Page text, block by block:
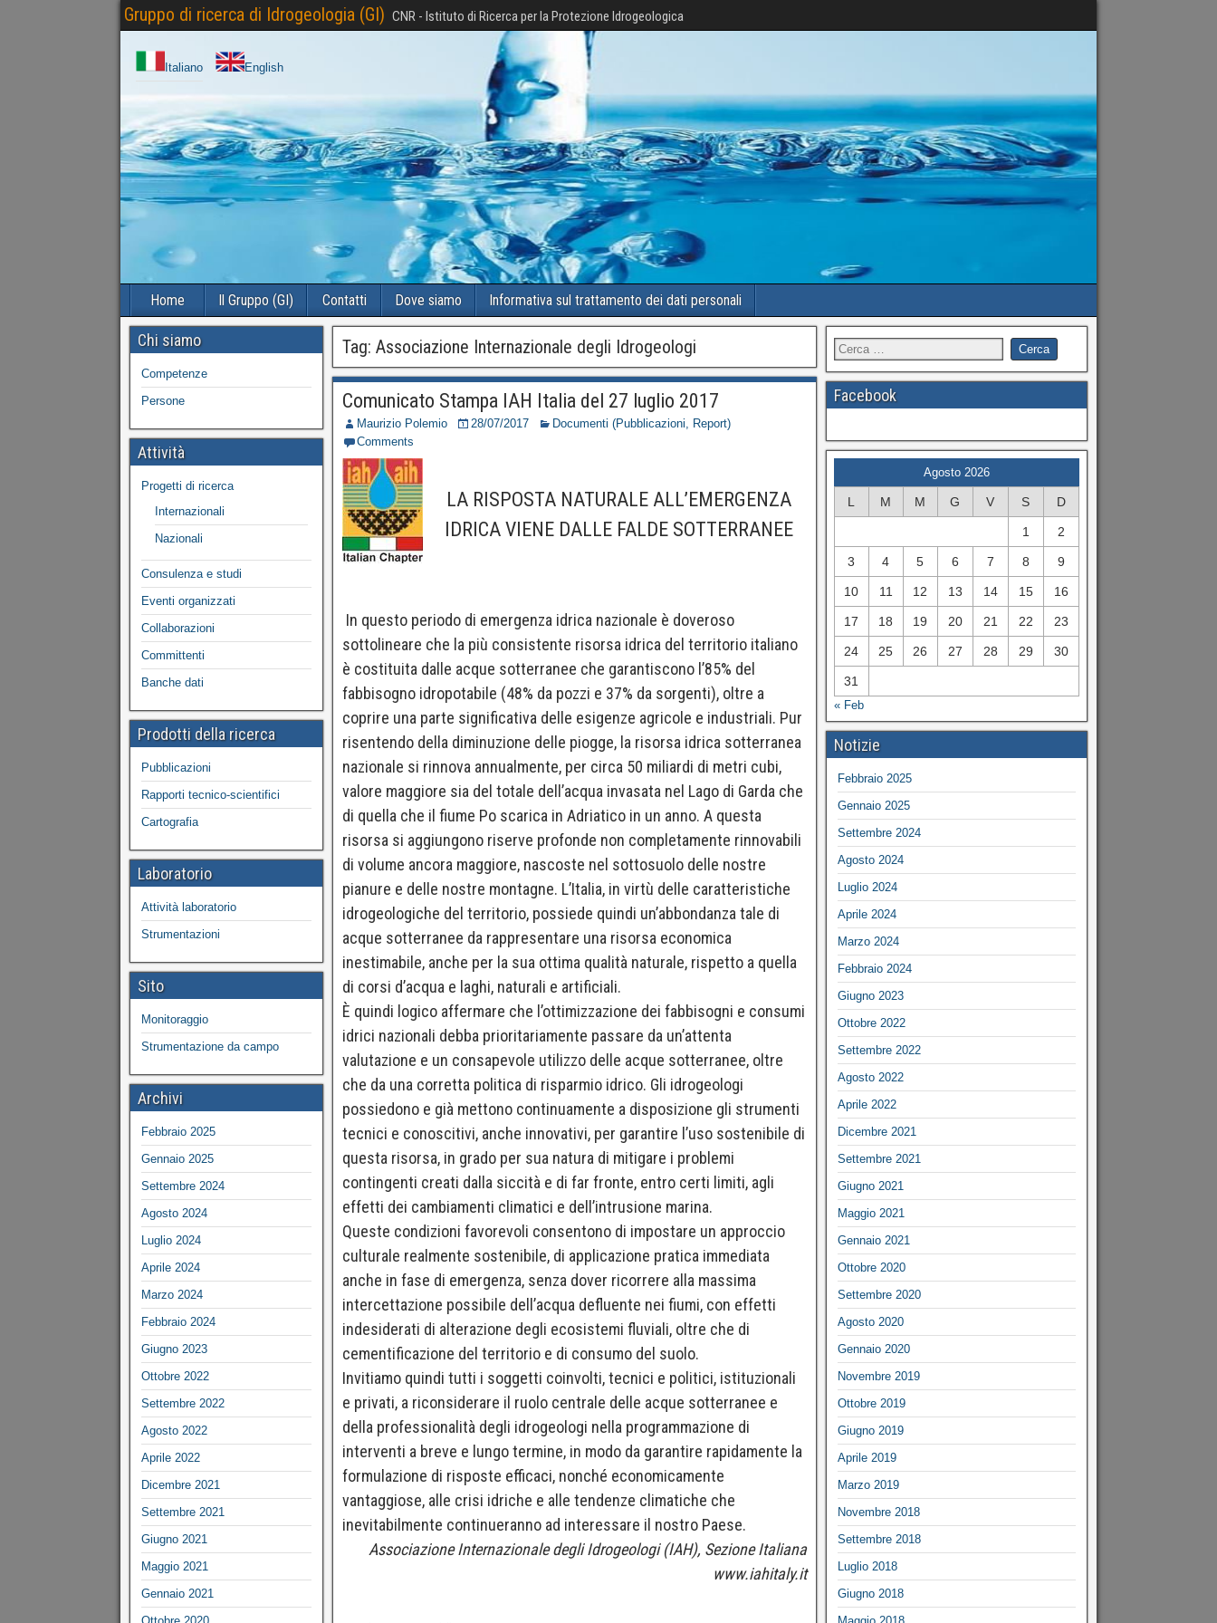
Gruppo di ricerca di Idrogeologia (GI) CNR - Istituto di Ricerca per la Protezione Idrogeologica
Italiano English
Home Il Gruppo (GI) Contatti Dove siamo Informativa sul trattamento dei dati personali
Tag:Associazione Internazionale degli Idrogeologi
Comunicato Stampa IAH Italia del 27 luglio 2017
Maurizio Polemio 28/07/2017
Documenti (Pubblicazioni, Report)
Comments
LA RISPOSTA NATURALE ALL’EMERGENZA
IDRICA VIENE DALLE FALDE SOTTERRANEE
In questo periodo di emergenza idrica nazionale è doveroso
sottolineare che la più consistente risorsa idrica del territorio italiano
è costituita dalle acque sotterranee che garantiscono l’85% del
fabbisogno idropotabile (48% da pozzi e 37% da sorgenti), oltre a
coprire una parte significativa delle esigenze agricole e industriali. Pur
risentendo della diminuzione delle piogge, la risorsa idrica sotterranea
nazionale si rinnova annualmente, per circa 50 miliardi di metri cubi,
valore maggiore sia del totale dell’acqua invasata nel Lago di Garda che
di quella che il fiume Po scarica in Adriatico in un anno. A questa
risorsa si aggiungono riserve profonde non completamente rinnovabili
di volume ancora maggiore, nascoste nel sottosuolo delle nostre
pianure e delle nostre montagne. L’Italia, in virtù delle caratteristiche
idrogeologiche del territorio, possiede quindi un’abbondanza tale di
acque sotterranee da rappresentare una risorsa economica
inestimabile, anche per la sua ottima qualità naturale, rispetto a quella
di corsi d’acqua e laghi, naturali e artificiali.
È quindi logico affermare che l’ottimizzazione dei fabbisogni e consumi
idrici nazionali debba prioritariamente passare da un’attenta
valutazione e un consapevole utilizzo delle acque sotterranee, oltre
che da una corretta politica di risparmio idrico. Gli idrogeologi
possiedono e già mettono continuamente a disposizione gli strumenti
tecnici e conoscitivi, anche innovativi, per garantire l’uso sostenibile di
questa risorsa, in grado per sua natura di mitigare i problemi
contingenti creati dalla siccità e di far fronte, entro certi limiti, agli
effetti dei cambiamenti climatici e dell’intrusione marina.
Queste condizioni favorevoli consentono di impostare un approccio
culturale realmente sostenibile, di applicazione pratica immediata
anche in fase di emergenza, senza dover ricorrere alla massima
intercettazione possibile dell’acqua defluente nei fiumi, con effetti
indesiderati di alterazione degli ecosistemi fluviali, oltre che di
cementificazione del territorio e di consumo del suolo.
Invitiamo quindi tutti i soggetti coinvolti, tecnici e politici, istituzionali
e privati, a riconsiderare il ruolo centrale delle acque sotterranee e
della professionalità degli idrogeologi nella programmazione di
interventi a breve e lungo termine, in modo da garantire rapidamente la
formulazione di risposte efficaci, nonché economicamente
vantaggiose, alle crisi idriche e alle tendenze climatiche che
inevitabilmente continueranno ad interessare il nostro Paese.
Associazione Internazionale degli Idrogeologi (IAH), Sezione Italiana
www.iahitaly.it
Chi siamo
Competenze
Persone
Attività
Progetti di ricerca
Internazionali
Nazionali
Consulenza e studi
Eventi organizzati
Collaborazioni
Committenti
Banche dati
Prodotti della ricerca
Pubblicazioni
Rapporti tecnico-scientifici
Cartografia
Laboratorio
Attività laboratorio
Strumentazioni
Sito
Monitoraggio
Strumentazione da campo
Archivi
Febbraio 2025
Gennaio 2025
Settembre 2024
Agosto 2024
Luglio 2024
Aprile 2024
Marzo 2024
Febbraio 2024
Giugno 2023
Ottobre 2022
Settembre 2022
Agosto 2022
Aprile 2022
Dicembre 2021
Settembre 2021
Giugno 2021
Maggio 2021
Gennaio 2021
Facebook
Agosto 2026
L M M G V S D
1 2
3 4 5 6 7 8 9
10 11 12 13 14 15 16
17 18 19 20 21 22 23
24 25 26 27 28 29 30
31
« Feb
Notizie
Febbraio 2025
Gennaio 2025
Settembre 2024
Agosto 2024
Luglio 2024
Aprile 2024
Marzo 2024
Febbraio 2024
Giugno 2023
Ottobre 2022
Settembre 2022
Agosto 2022
Aprile 2022
Dicembre 2021
Settembre 2021
Giugno 2021
Maggio 2021
Gennaio 2021
Ottobre 2020
Settembre 2020
Agosto 2020
Gennaio 2020
Novembre 2019
Ottobre 2019
Giugno 2019
Aprile 2019
Marzo 2019
Novembre 2018
Settembre 2018
Luglio 2018
Giugno 2018